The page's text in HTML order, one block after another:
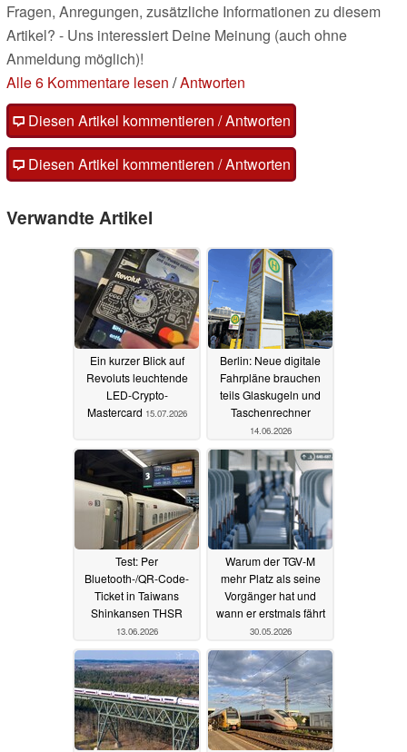
Fragen, Anregungen, zusätzliche Informationen zu diesem
Artikel? - Uns interessiert Deine Meinung (auch ohne
Anmeldung möglich)!
Alle 6 Kommentare lesen /Antworten
Diesen Artikel kommentieren / Antworten
Diesen Artikel kommentieren / Antworten
Verwandte Artikel
Ein kurzer Blick auf
Revoluts leuchtende
LED-Crypto-
Mastercard 15.07.2026
Berlin: Neue digitale
Fahrpläne brauchen
teils Glaskugeln und
Taschenrechner
14.06.2026
Test: Per
Bluetooth-/QR-Code-
Ticket in Taiwans
Shinkansen THSR
13.06.2026
Warum der TGV-M
mehr Platz als seine
Vorgänger hat und
wann er erstmals fährt
30.05.2026